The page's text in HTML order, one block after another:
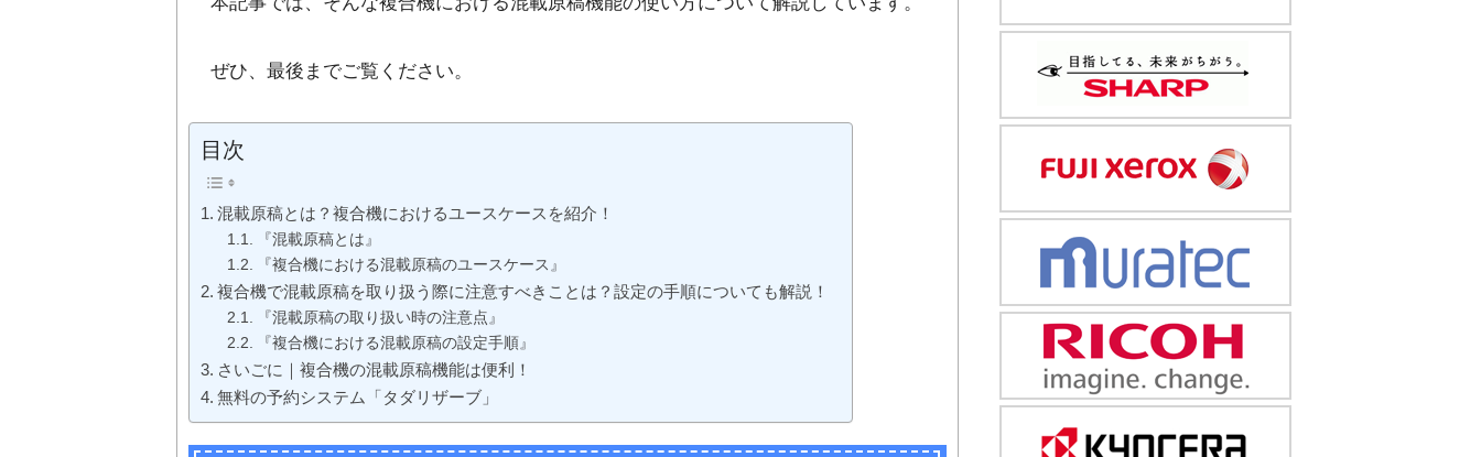
ぜひ、最後までご覧ください。
目次
混載原稿とは？複合機におけるユースケースを紹介！
『混載原稿とは』
『複合機における混載原稿のユースケース』
複合機で混載原稿を取り扱う際に注意すべきことは？設定の手順についても解説！
『混載原稿の取り扱い時の注意点』
『複合機における混載原稿の設定手順』
さいごに｜複合機の混載原稿機能は便利！
無料の予約システム「タダリザーブ」